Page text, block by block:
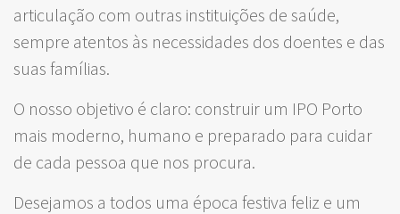
articulação com outras instituições de saúde,
sempre atentos às necessidades dos doentes e das
suas famílias.
O nosso objetivo é claro: construir um IPO Porto
mais moderno, humano e preparado para cuidar
de cada pessoa que nos procura.
Desejamos a todos uma época festiva feliz e um